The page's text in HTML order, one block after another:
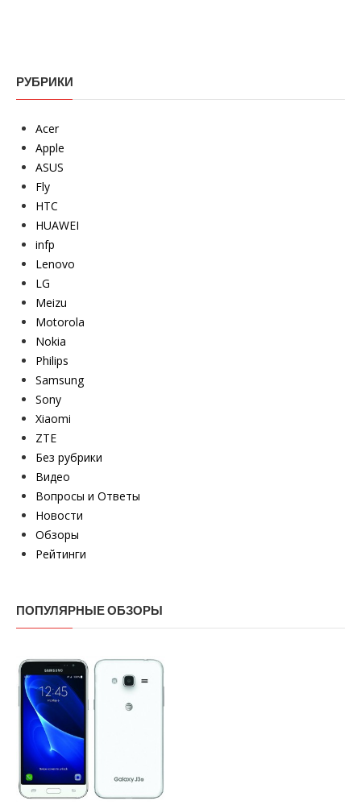
РУБРИКИ
Acer
Apple
ASUS
Fly
HTC
HUAWEI
infp
Lenovo
LG
Meizu
Motorola
Nokia
Philips
Samsung
Sony
Xiaomi
ZTE
Без рубрики
Видео
Вопросы и Ответы
Новости
Обзоры
Рейтинги
ПОПУЛЯРНЫЕ ОБЗОРЫ